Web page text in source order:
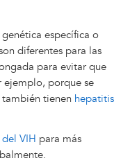
específica o
diferentes para las
para evitar que
ejemplo, porque se
tienen hepatitis
VIH para más